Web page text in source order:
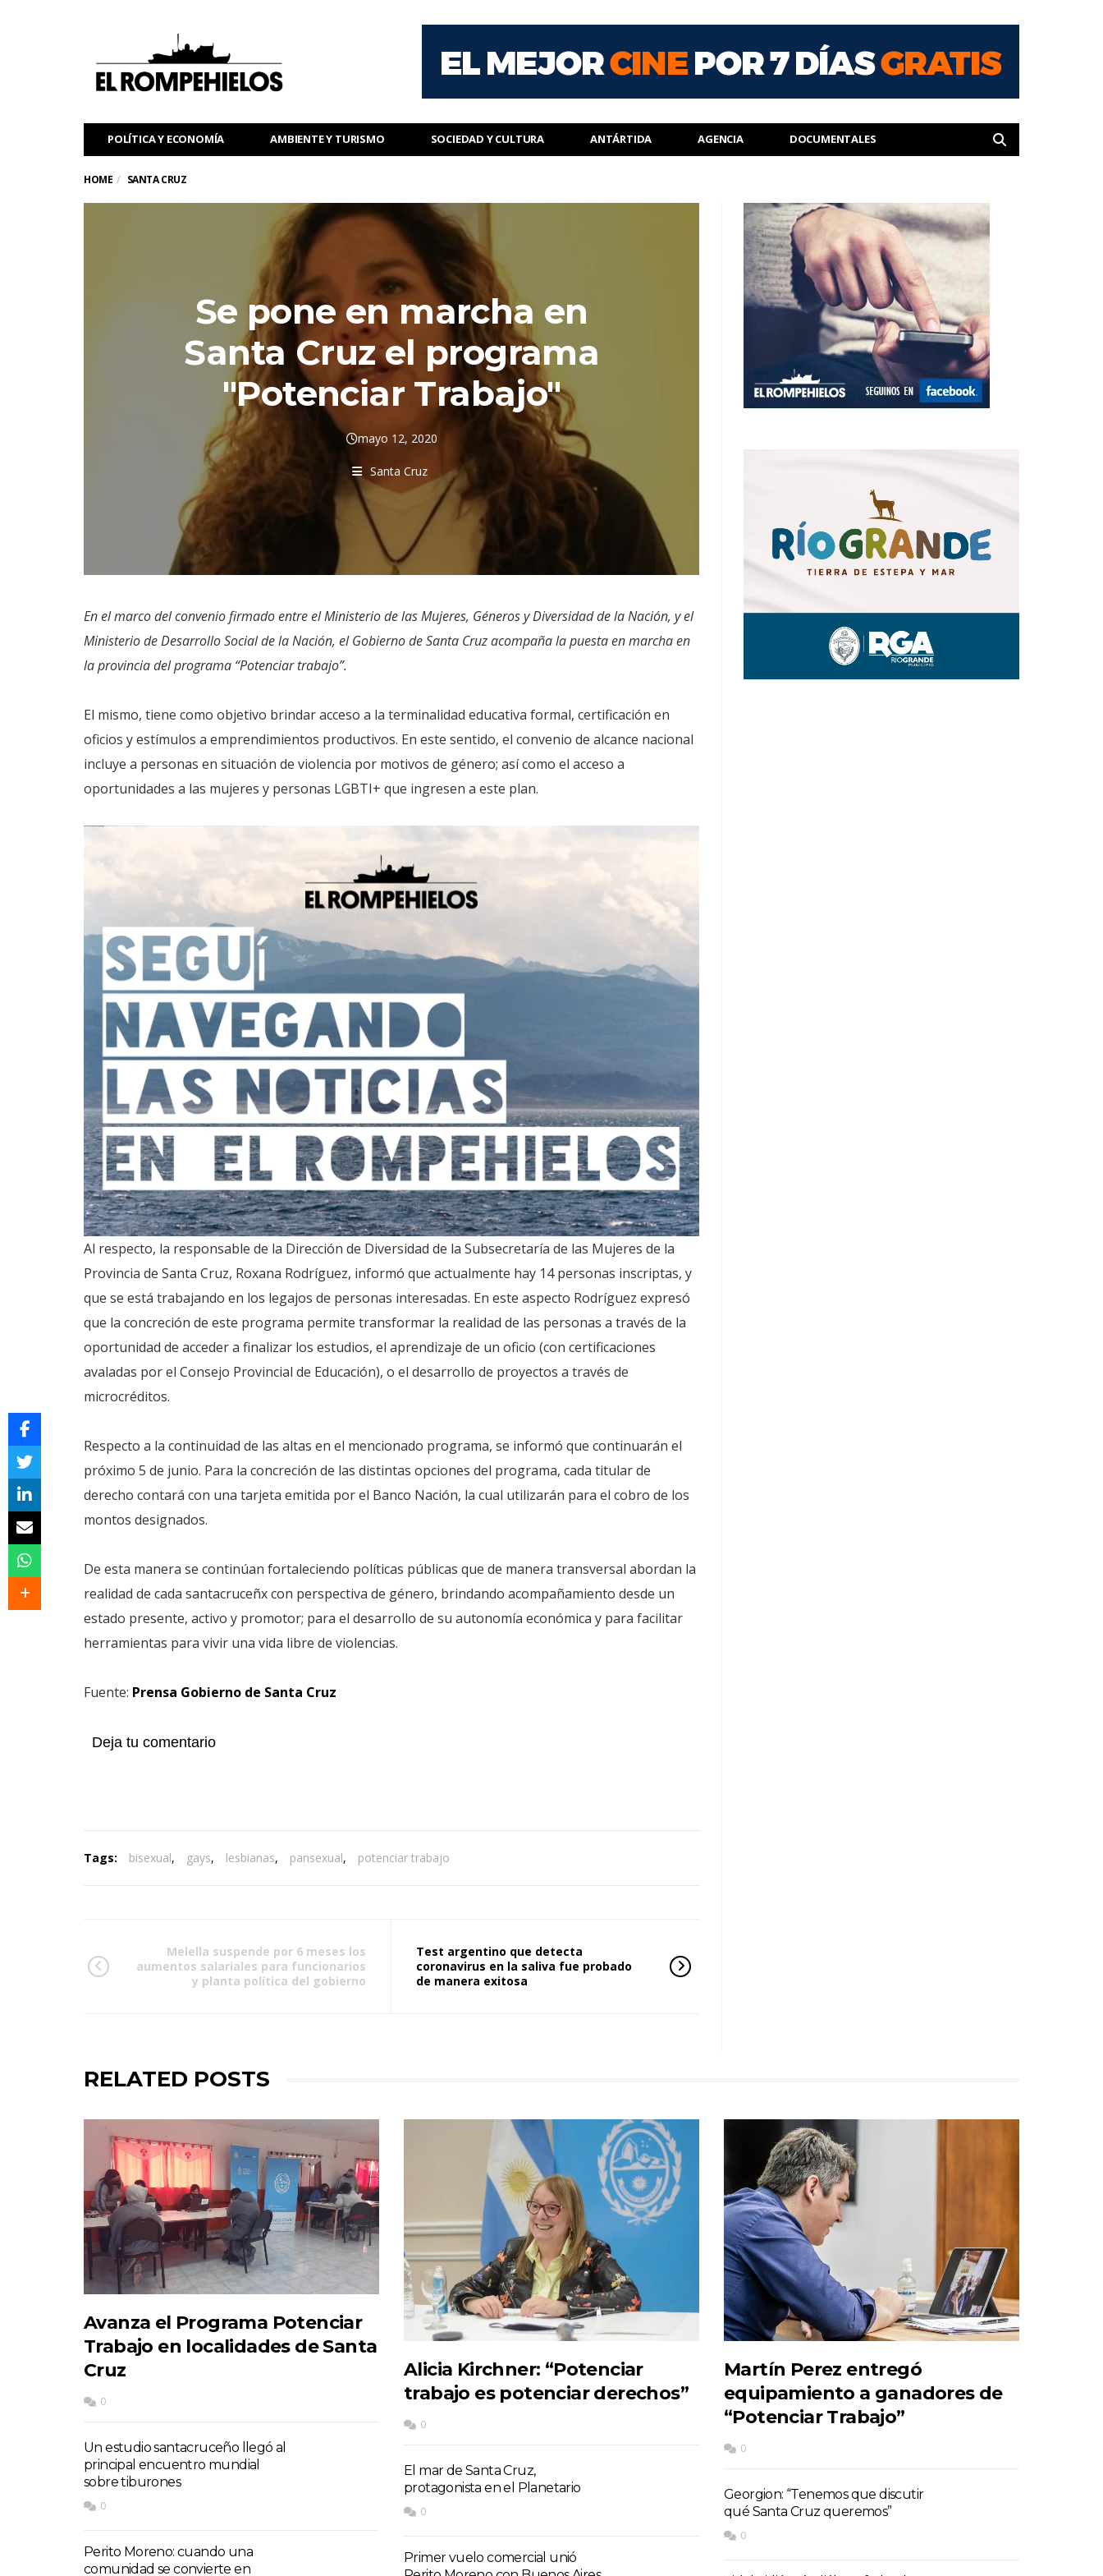
POLÍTICA Y ECONOMÍA AMBIENTE Y TURISMO SOCIEDAD Y CULTURA ANTÁRTIDA AGENCIA DOCUMENTALES
HOME SANTA CRUZ
Se pone en marcha en
Santa Cruz el programa
"Potenciar Trabajo"
mayo 12, 2020
Santa Cruz
En el marco del convenio firmado entre el Ministerio de las Mujeres, Géneros y Diversidad de la Nación, y el
Ministerio de Desarrollo Social de la Nación, el Gobierno de Santa Cruz acompaña la puesta en marcha en
la provincia del programa “Potenciar trabajo”.
El mismo, tiene como objetivo brindar acceso a la terminalidad educativa formal, certificación en
oficios y estímulos a emprendimientos productivos. En este sentido, el convenio de alcance nacional
incluye a personas en situación de violencia por motivos de género; así como el acceso a
oportunidades a las mujeres y personas LGBTI+ que ingresen a este plan.
Al respecto, la responsable de la Dirección de Diversidad de la Subsecretaría de las Mujeres de la
Provincia de Santa Cruz, Roxana Rodríguez, informó que actualmente hay 14 personas inscriptas, y
que se está trabajando en los legajos de personas interesadas. En este aspecto Rodríguez expresó
que la concreción de este programa permite transformar la realidad de las personas a través de la
oportunidad de acceder a finalizar los estudios, el aprendizaje de un oficio (con certificaciones
avaladas por el Consejo Provincial de Educación), o el desarrollo de proyectos a través de
microcréditos.
Respecto a la continuidad de las altas en el mencionado programa, se informó que continuarán el
próximo 5 de junio. Para la concreción de las distintas opciones del programa, cada titular de
derecho contará con una tarjeta emitida por el Banco Nación, la cual utilizarán para el cobro de los
montos designados.
De esta manera se continúan fortaleciendo políticas públicas que de manera transversal abordan la
realidad de cada santacruceñx con perspectiva de género, brindando acompañamiento desde un
estado presente, activo y promotor; para el desarrollo de su autonomía económica y para facilitar
herramientas para vivir una vida libre de violencias.
Fuente: Prensa Gobierno de Santa Cruz
Deja tu comentario
Tags: bisexual, gays, lesbianas, pansexual, potenciar trabajo
Melella suspende por 6 meses los
aumentos salariales para funcionarios
y planta política del gobierno
Test argentino que detecta
coronavirus en la saliva fue probado
de manera exitosa
RELATED POSTS
Avanza el Programa Potenciar
Trabajo en localidades de Santa
Cruz
0
Un estudio santacruceño llegó al
principal encuentro mundial
sobre tiburones
0
Perito Moreno: cuando una
comunidad se convierte en
Alicia Kirchner: “Potenciar
trabajo es potenciar derechos”
0
El mar de Santa Cruz,
protagonista en el Planetario
0
Primer vuelo comercial unió
Martín Perez entregó
equipamiento a ganadores de
“Potenciar Trabajo”
0
Georgion: “Tenemos que discutir
qué Santa Cruz queremos”
0